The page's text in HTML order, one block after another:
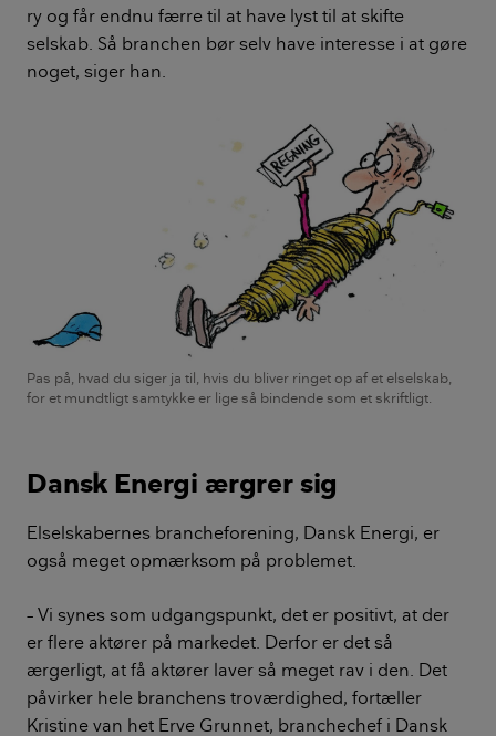
ry og får endnu færre til at have lyst til at skifte
selskab. Så branchen bør selv have interesse i at gøre
noget, siger han.
Pas på, hvad du siger ja til, hvis du bliver ringet op af et elselskab,
for et mundtligt samtykke er lige så bindende som et skriftligt.
Dansk Energi ærgrer sig
Elselskabernes brancheforening, Dansk Energi, er
også meget opmærksom på problemet.
– Vi synes som udgangspunkt, det er positivt, at der
er flere aktører på markedet. Derfor er det så
ærgerligt, at få aktører laver så meget rav i den. Det
påvirker hele branchens troværdighed, fortæller
Kristine van het Erve Grunnet, branchechef i Dansk